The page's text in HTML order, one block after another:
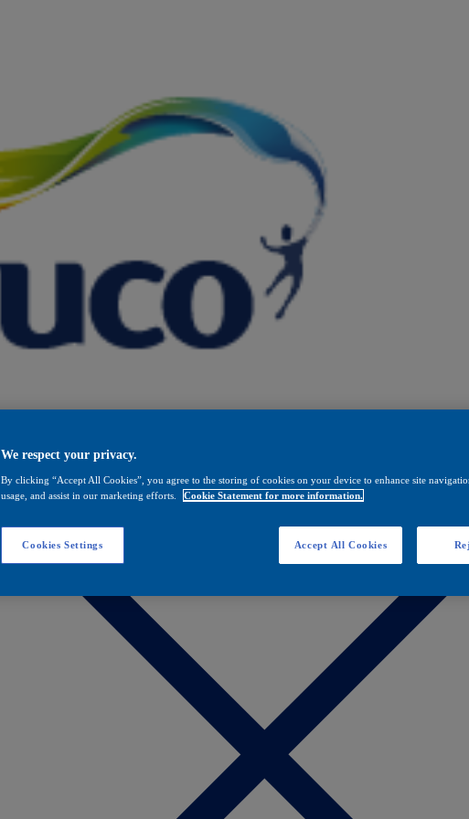
We respect your privacy.
By clicking “Accept All Cookies”, you agree to the storing of cookies on your device to enhance site
usage, and assist in our marketing efforts.
Cookie Statement for more information.
Cookies Settings Accept All Cookies